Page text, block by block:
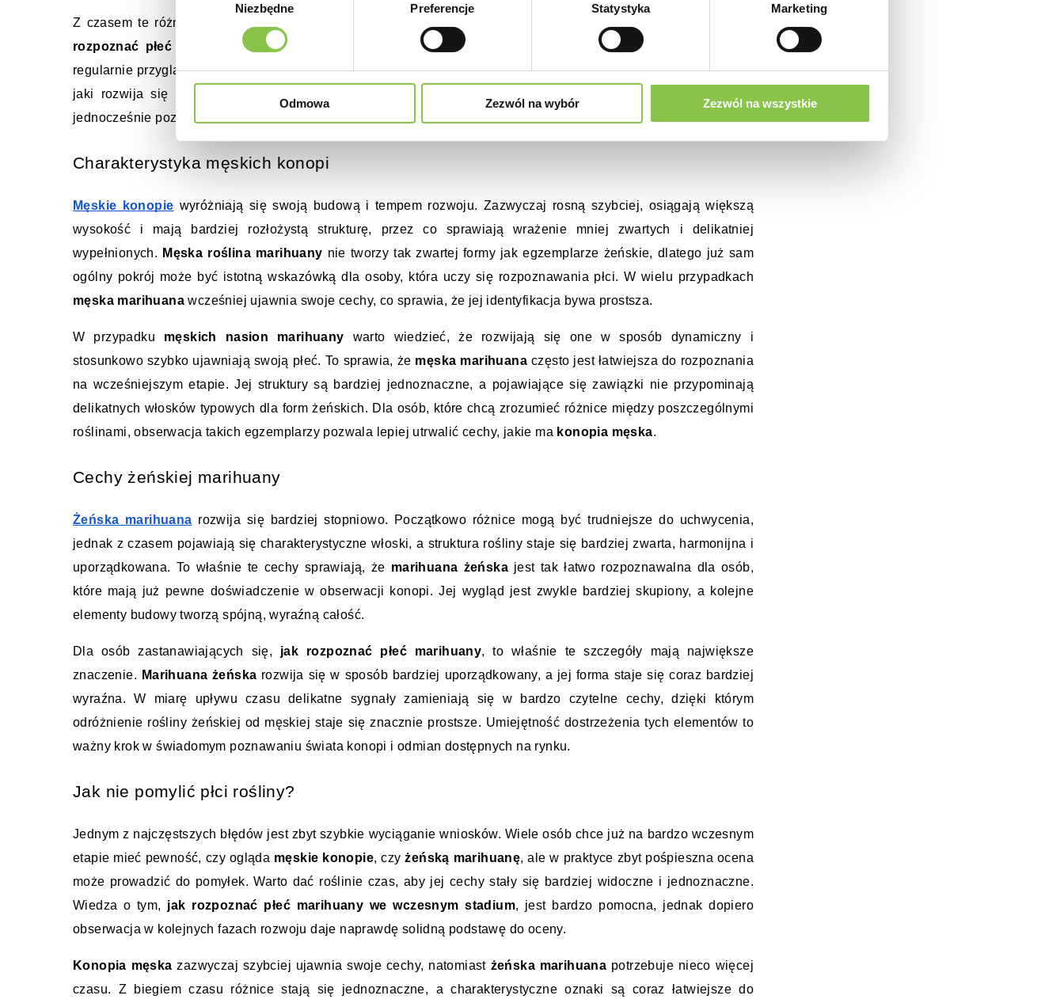
Niezbędne Preferencje Statystyka Marketing
Odmowa Zezwól na wybór Zezwól na wszystkie
Z czasem te różnice stają się coraz bardziej widoczne i łatwiejsze do rozpoznania. Właśnie wtedy pytanie
rozpoznać płeć marihuany przestaje być problemem, a staje się naturalną częścią obserwacji. Osoba, która
regularnie przygląda się budowie rośliny, zaczyna dostrzegać nie tylko pojedyncze znaki, ale też ogólny sposób, w
jaki rozwija się
jednocześnie pozwala jeszcze lepiej docenić złożoność konopi jako gatunku.
Charakterystyka męskich konopi
Męskie konopie wyróżniają się swoją budową i tempem rozwoju. Zazwyczaj rosną szybciej, osiągają większą
wysokość i mają bardziej rozłożystą strukturę, przez co sprawiają wrażenie mniej zwartych i delikatniej
wypełnionych. Męska roślina marihuany nie tworzy tak zwartej formy jak egzemplarze żeńskie, dlatego już sam
męska marihuana wcześniej ujawnia swoje cechy, co sprawia, że jej identyfikacja bywa prostsza.
W przypadku męskich nasion marihuany warto wiedzieć, że rozwijają się one w sposób dynamiczny i
stosunkowo szybko ujawniają swoją płeć. To sprawia, że męska marihuana często jest łatwiejsza do rozpoznania
na wcześniejszym etapie. Jej struktury są bardziej jednoznaczne, a pojawiające się zawiązki nie przypominają
delikatnych włosków typowych dla form żeńskich. Dla osób, które chcą zrozumieć różnice między poszczególnymi
roślinami, obserwacja takich egzemplarzy pozwala lepiej utrwalić cechy, jakie ma konopia męska.
Cechy żeńskiej marihuany
Żeńska marihuana rozwija się bardziej stopniowo. Początkowo różnice mogą być trudniejsze do uchwycenia,
jednak z czasem pojawiają się charakterystyczne włoski, a struktura rośliny staje się bardziej zwarta, harmonijna i
uporządkowana. To właśnie te cechy sprawiają, że marihuana żeńska jest tak łatwo rozpoznawalna dla osób,
które mają już pewne doświadczenie w obserwacji konopi. Jej wygląd jest zwykle bardziej skupiony, a kolejne
elementy budowy tworzą spójną, wyraźną całość.
Dla osób zastanawiających się, jak rozpoznać płeć marihuany, to właśnie te szczegóły mają największe
znaczenie. Marihuana żeńska rozwija się w sposób bardziej uporządkowany, a jej forma staje się coraz bardziej
wyraźna. W miarę upływu czasu delikatne sygnały zamieniają się w bardzo czytelne cechy, dzięki którym
odróżnienie rośliny żeńskiej od męskiej staje się znacznie prostsze. Umiejętność dostrzeżenia tych elementów to
ważny krok w świadomym poznawaniu świata konopi i odmian dostępnych na rynku.
Jak nie pomylić płci rośliny?
Jednym z najczęstszych błędów jest zbyt szybkie wyciąganie wniosków. Wiele osób chce już na bardzo wczesnym
etapie mieć pewność, czy ogląda męskie konopie, czy żeńską marihuanę, ale w praktyce zbyt pośpieszna ocena
może prowadzić do pomyłek. Warto dać roślinie czas, aby jej cechy stały się bardziej widoczne i jednoznaczne.
Wiedza o tym, jak rozpoznać płeć marihuany we wczesnym stadium, jest bardzo pomocna, jednak dopiero
obserwacja w kolejnych fazach rozwoju daje naprawdę solidną podstawę do oceny.
Konopia męska zazwyczaj szybciej ujawnia swoje cechy, natomiast żeńska marihuana potrzebuje nieco więcej
czasu. Z biegiem czasu różnice stają się jednoznaczne, a charakterystyczne oznaki są coraz łatwiejsze do